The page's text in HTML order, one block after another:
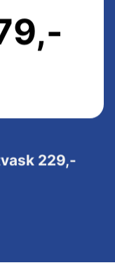
229,-